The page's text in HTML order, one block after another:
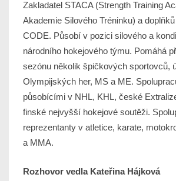
Zakladatel STACA (Strength Training
Akademie Silového Tréninku) a
CODE. Působí v pozici silového a
národního hokejového týmu. Pomáhá
sezónu několik špičkových sportovců,
Olympijských her, MS a ME.
působícími v NHL, KHL, české
finské nejvyšší hokejové soutěži.
reprezentanty v atletice, karate,
a MMA.
Rozhovor vedla Kateřina Hájková